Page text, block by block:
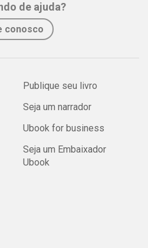
de ajuda?
conosco
Publique seu livro
Seja um narrador
Ubook for business
Seja um Embaixador
Ubook